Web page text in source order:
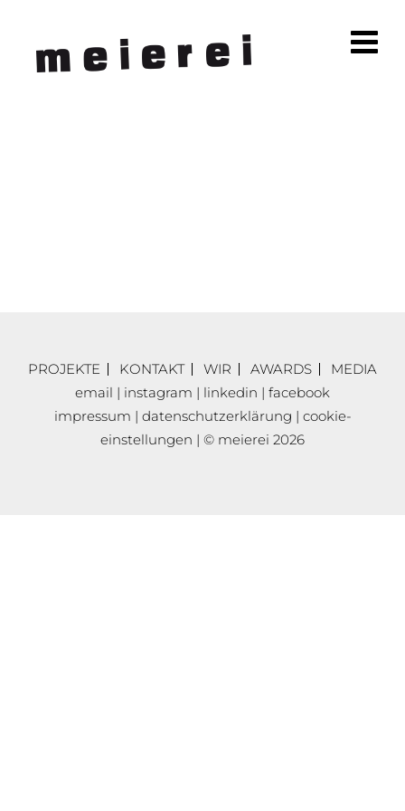
PROJEKTE KONTAKT WIR AWARDS
MEDIA
email | instagram | linkedin | facebook
impressum | datenschutzerklärung | cookie-
einstellungen | © meierei 2026